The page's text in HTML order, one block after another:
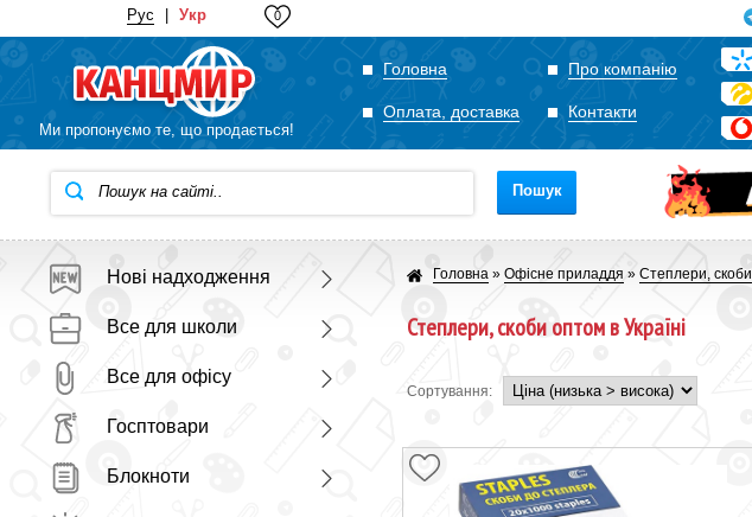
Рус Укр 0
Ми пропонуємо те, що продається!
Головна Про компанію
Оплата, доставка Контакти
Пошук
Нові надходження
Все для школи
Все для офісу
Госптовари
Блокноти
Головна » Офісне приладдя » Степлери, скоби
Степлери, скоби оптом в Україні
Сортування: